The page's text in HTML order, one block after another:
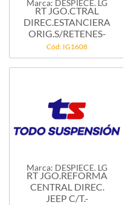
Marca: DESPIECE. LG
RT JGO.CTRAL
DIREC.ESTANCIERA
ORIG.S/RETENES-
Cód: IG1608
Marca: DESPIECE. LG
RT JGO.REFORMA
CENTRAL DIREC.
JEEP C/T.-